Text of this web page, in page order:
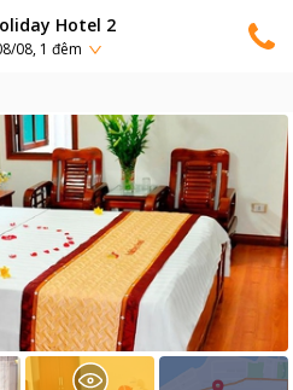
Hotel 2
08, 1 đêm